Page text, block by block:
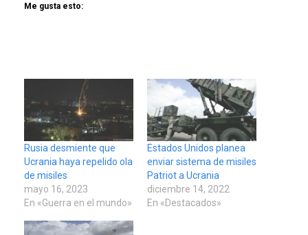
Me gusta esto:
Rusia desmiente que
Ucrania haya repelido ola
de misiles
mayo 16, 2023
En «Guerra en el mundo»
Estados Unidos planea
enviar sistema de misiles
Patriot a Ucrania
diciembre 14, 2022
En «Destacados»